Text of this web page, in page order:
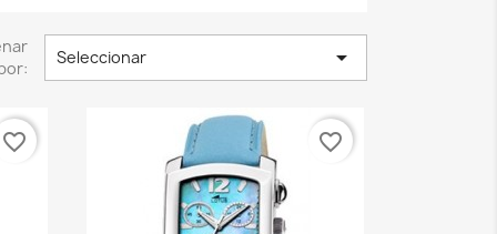
Seleccionar 
favorite_border favorite_border